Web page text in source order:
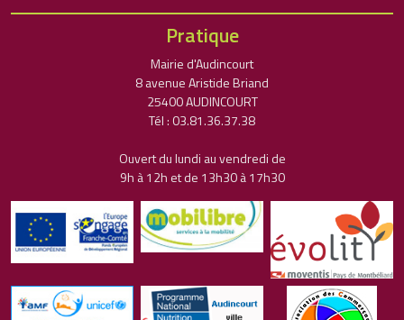
Pratique
Mairie d'Audincourt
8 avenue Aristide Briand
25400 AUDINCOURT
Tél : 03.81.36.37.38
Ouvert du lundi au vendredi de
9h à 12h et de 13h30 à 17h30